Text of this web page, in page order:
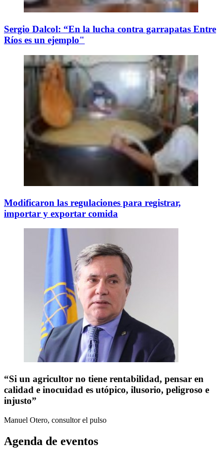
Sergio Dalcol: “En la lucha contra garrapatas Entre
Ríos es un ejemplo"
Modificaron las regulaciones para registrar,
importar y exportar comida
“Si un agricultor no tiene rentabilidad, pensar en
calidad e inocuidad es utópico, ilusorio, peligroso e
injusto”
Manuel Otero, consultor el pulso
Agenda de eventos